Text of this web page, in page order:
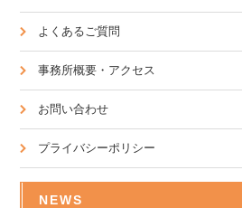
よくあるご質問
事務所概要・アクセス
お問い合わせ
プライバシーポリシー
NEWS